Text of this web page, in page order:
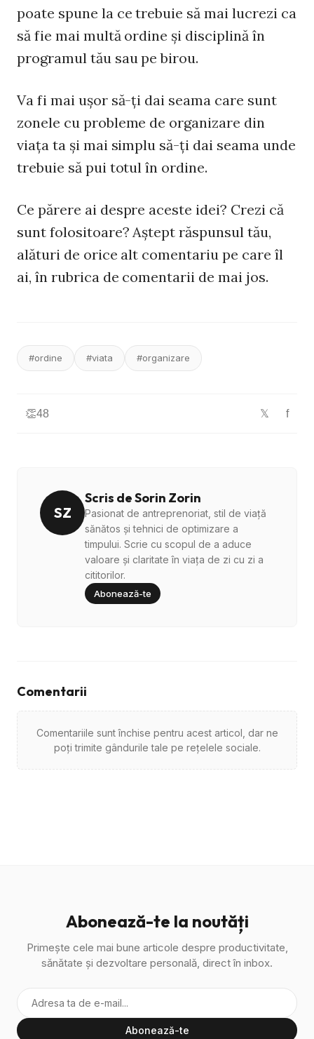
poate spune la ce trebuie să mai lucrezi ca
să fie mai multă ordine şi disciplină în
programul tău sau pe birou.
Va fi mai uşor să-ţi dai seama care sunt
zonele cu probleme de organizare din
viaţa ta şi mai simplu să-ţi dai seama unde
trebuie să pui totul în ordine.
Ce părere ai despre aceste idei? Crezi că
sunt folositoare? Aştept răspunsul tău,
alături de orice alt comentariu pe care îl
ai, în rubrica de comentarii de mai jos.
#ordine #viata #organizare
👏48 𝕏 f
SZ
Scris de Sorin Zorin
Pasionat de antreprenoriat, stil de viață
sănătos și tehnici de optimizare a
timpului. Scrie cu scopul de a aduce
valoare și claritate în viața de zi cu zi a
cititorilor.
Abonează-te
Comentarii
Comentariile sunt închise pentru acest articol, dar ne
poți trimite gândurile tale pe rețelele sociale.
Abonează-te la noutăți
Primește cele mai bune articole despre productivitate,
sănătate și dezvoltare personală, direct în inbox.
Abonează-te